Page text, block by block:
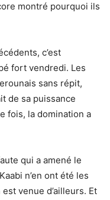
montré pourquoi ils
c’est
fort vendredi. Les
sans répit,
de sa puissance
fois, la domination a
qui a amené le
n’en ont été les
venue d’ailleurs. Et